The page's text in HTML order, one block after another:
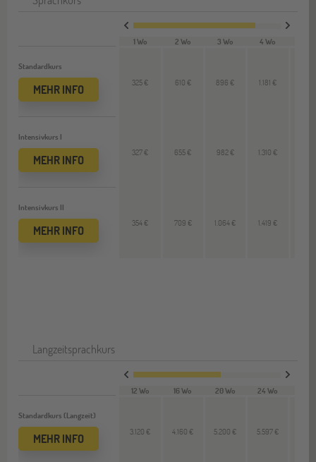
Standardkurs
MEHR INFO
Intensivkurs I
MEHR INFO
Intensivkurs II
MEHR INFO
1 Wo 2 Wo 3 Wo 4 Wo
325 € 610 € 896 € 1.181 €
327 € 655 € 982 € 1.310 €
354 € 709 € 1.064 € 1.419 €
Langzeitsprachkurs
Standardkurs (Langzeit)
MEHR INFO
12 Wo 16 Wo 20 Wo 24 Wo
3.120 € 4.160 € 5.200 € 5.597 €